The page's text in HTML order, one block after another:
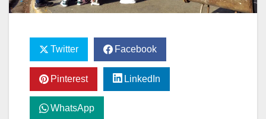
Twitter Facebook
Pinterest LinkedIn
WhatsApp